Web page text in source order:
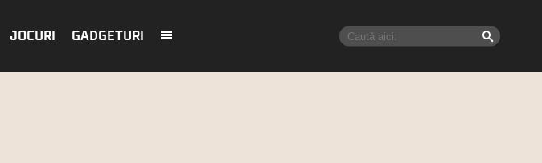
JOCURI GADGETURI